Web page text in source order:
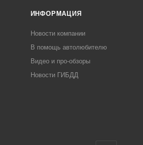
ИНФОРМАЦИЯ
Новости компании
В помощь автолюбителю
Видео и про-обзоры
Новости ГИБДД